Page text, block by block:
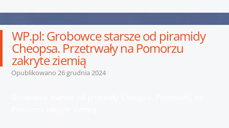
WP.pl: Grobowce starsze od piramidy
Cheopsa. Przetrwały na Pomorzu
zakryte ziemią
Opublikowano 26 grudnia 2024